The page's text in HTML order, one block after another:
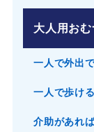
大人用おむ
一人で外出
一人で歩け
介助があれ